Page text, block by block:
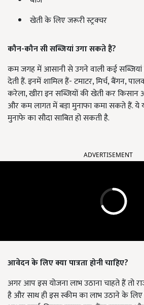
खेती के लिए जरूरी स्ट्रक्चर
कौन-कौन सी सब्जियां उगा सकते हैं?
कम जगह में आसानी से उगने वाली कई सब्जियां
देती हैं. इनमें शामिल हैं- टमाटर, मिर्च, बैंगन,
करेला, खीरा इन सब्जियों की खेती कर
और कम लागत में बड़ा मुनाफा कमा सकते हैं. ये
मुनाफे का सौदा साबित हो सकती है.
ADVERTISEMENT
आवेदन के लिए क्या पात्रता होनी चाहिए?
अगर आप इस योजना लाभ उठाना चाहते हैं तो
है और साथ ही इस स्कीम का लाभ उठाने के